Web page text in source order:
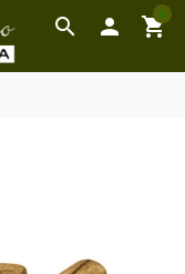
search  shopping_cart
0